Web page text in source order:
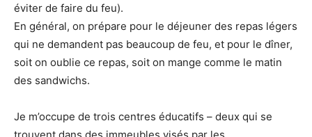
éviter de faire du feu).
En général, on prépare pour le déjeuner des repas légers
qui ne demandent pas beaucoup de feu, et pour le dîner,
soit on oublie ce repas, soit on mange comme le matin
des sandwichs.
Je m’occupe de trois centres éducatifs – deux qui se
trouvent dans des immeubles visés par les